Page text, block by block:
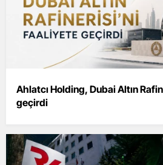
Ahlatcı Holding, Dubai Altın
geçirdi